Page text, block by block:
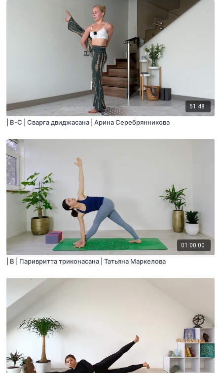
51:48
| B-C | Сварга двиджасана | Арина Серебрянникова
01:00:00
| B | Паривритта триконасана | Татьяна Маркелова